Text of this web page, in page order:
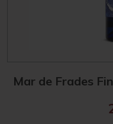
Mar de Frades